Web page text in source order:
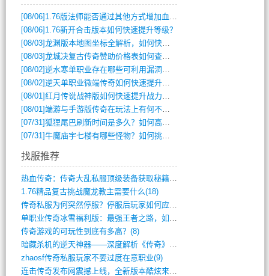
[08/06] 1.76版法师能否通过其他方式增加血量？
[08/06] 1.76新开合击版本如何快速提升等级？
[08/03]龙渊版本地图坐标全解析，如何快速定位BOSS位置？
[08/03]龙城决复古传奇赞助价格表如何查询？
[08/02]逆水寒单职业存在哪些可利用漏洞？如何快速提升战力？
[08/02]逆天单职业微端传奇如何快速提升战力？新手必看攻略
[08/01]红月传说战神版如何快速提升战力？新手攻略全解析？
[08/01]端游与手游版传奇在玩法上有何不同？
[07/31]狐狸尾巴刷新时间是多久？如何高效获取传奇手游中的狐狸尾巴？
[07/31]牛魔庙宇七楼有哪些怪物？如何挑战它们？
找服推荐
热血传奇：传奇大乱私服顶级装备获取秘籍(887)
1.76精品复古挑战魔龙教主需要什么(18)
传奇私服为何突然停服？停服后玩家如何应对(744)
单职业传奇冰雪福利版：最强王者之路，如何(659)
传奇游戏的可玩性到底有多高？(8)
暗藏杀机的逆天神器——深度解析《传奇》祈(374)
zhaosf传奇私服玩家不要过度在意职业(9)
连击传奇发布网震撼上线，全新版本酷炫来袭(12)